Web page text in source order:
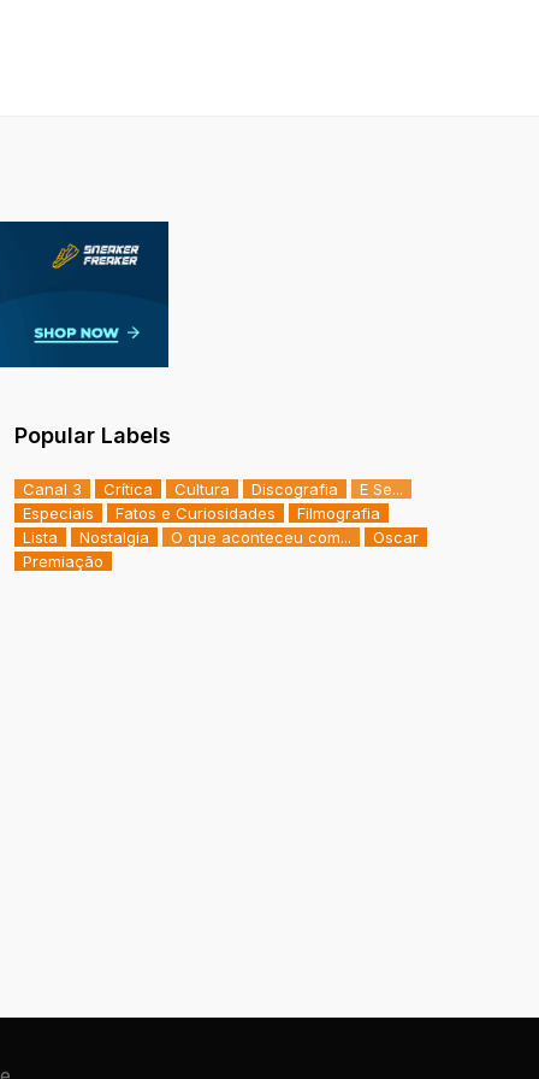
Popular Labels
Canal 3 Crítica Cultura Discografia
E Se...
Especiais
Fatos e Curiosidades
Filmografia
Lista
Nostalgia O que aconteceu com...
Oscar
Premiação